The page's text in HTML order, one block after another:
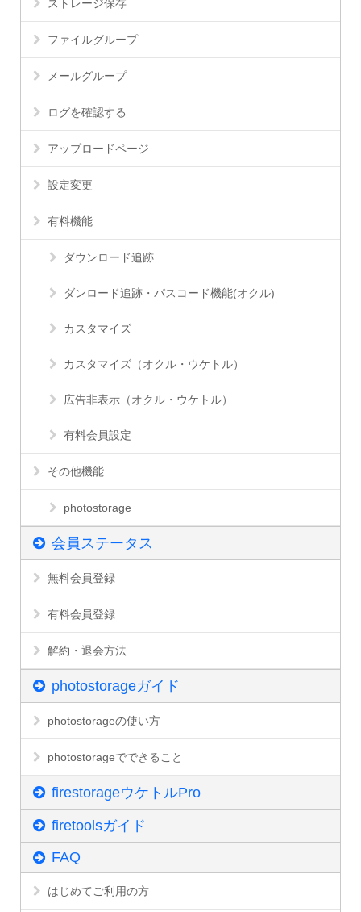
ストレージ保存
ファイルグループ
メールグループ
ログを確認する
アップロードページ
設定変更
有料機能
ダウンロード追跡
ダンロード追跡・パスコード機能(オクル)
カスタマイズ
カスタマイズ（オクル・ウケトル）
広告非表示（オクル・ウケトル）
有料会員設定
その他機能
photostorage
会員ステータス
無料会員登録
有料会員登録
解約・退会方法
photostorageガイド
photostorageの使い方
photostorageでできること
firestorageウケトルPro
firetoolsガイド
FAQ
はじめてご利用の方